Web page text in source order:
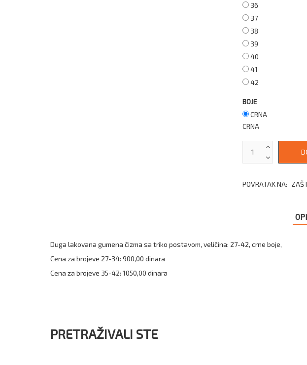
36
37
38
39
40
41
42
BOJE
CRNA
CRNA
POVRATAK NA:
Duga lakovana gumena čizma sa triko postavom, veličina: 27-42, crne boje,
Cena za brojeve 27-34: 900,00 dinara
Cena za brojeve 35-42: 1050,00 dinara
PRETRAŽIVALI STE